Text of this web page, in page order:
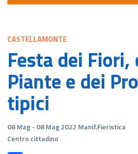
CASTELLAMONTE
Festa dei Fiori,
Piante e dei
tipici
08 Mag - 08 Mag 2022 Manif.Fieristica
Centro cittadino